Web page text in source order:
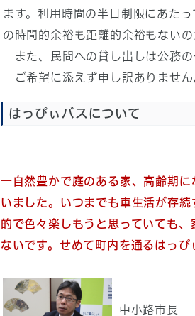
ます。利用時間の半日制限にあた
の時間的余裕も距離的余裕もないの
また、民間への貸し出しは公務の
ご希望に添えず申し訳ありません
はっぴぃバスについて
―自然豊かで庭のある家、高齢期
いました。いつまでも車生活が存
的で色々楽しもうと思っていても
ないです。せめて町内を通るはっ
中小路市長